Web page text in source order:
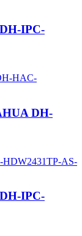
IPC-
DH-
IPC-